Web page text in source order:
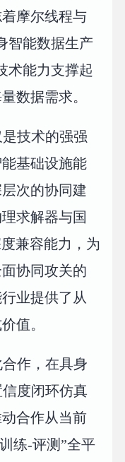
摩尔线程与
智能数据生产
术能力支撑起
数据需求。
技术的强强
基础设施能
次的协同建
求解器与国
兼容能力，为
协同攻关的
业提供了从
值。
作，在具身
度闭环仿真
合作从当前
练-评测”全平